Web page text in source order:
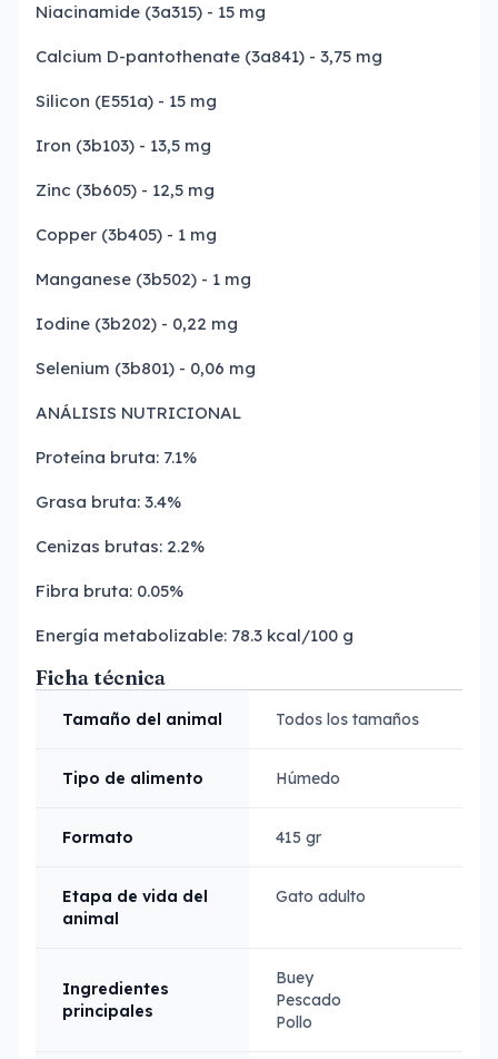
Niacinamide (3a315) - 15 mg
Calcium D-pantothenate (3a841) - 3,75 mg
Silicon (E551a) - 15 mg
Iron (3b103) - 13,5 mg
Zinc (3b605) - 12,5 mg
Copper (3b405) - 1 mg
Manganese (3b502) - 1 mg
Iodine (3b202) - 0,22 mg
Selenium (3b801) - 0,06 mg
ANÁLISIS NUTRICIONAL
Proteína bruta: 7.1%
Grasa bruta: 3.4%
Cenizas brutas: 2.2%
Fibra bruta: 0.05%
Energía metabolizable: 78.3 kcal/100 g
Ficha técnica
Tamaño del animal Todos los tamaños
Tipo de alimento Húmedo
Formato 415 gr
Etapa de vida del
animal
Gato adulto
Ingredientes
principales
Buey
Pescado
Pollo